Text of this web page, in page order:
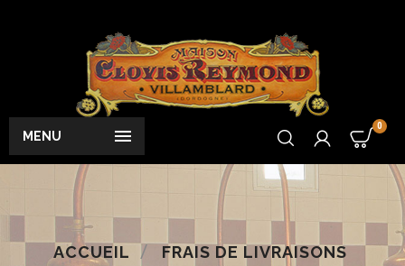

MENU
0
ACCUEIL FRAIS DE LIVRAISONS